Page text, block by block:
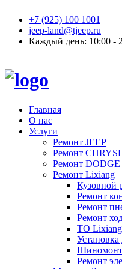
+7 (925) 100 1001
jeep-land@tjeep.ru
Каждый день: 10:00 -
Главная
О нас
Услуги
Ремонт JEEP
Ремонт
Ремонт
Ремонт Lixiang
Кузовной
Ремонт
Ремонт
Ремонт
ТО Lixiang
Установка
Ремонт